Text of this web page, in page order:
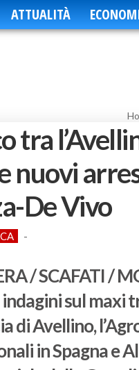
ATTUALITÀ
De Vivo
-
/ SCAFATI /
sul maxi
di Avellino,
in Spagna e